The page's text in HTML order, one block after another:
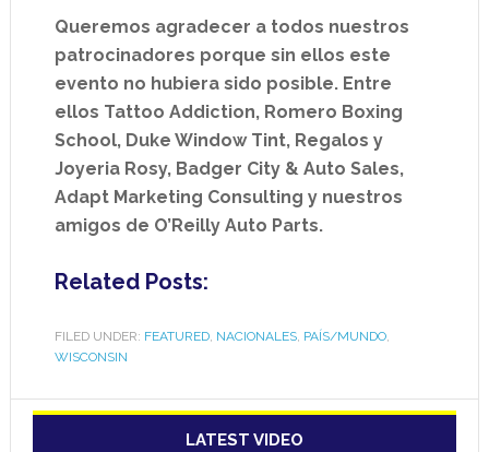
Queremos agradecer a todos nuestros
patrocinadores porque sin ellos este
evento no hubiera sido posible. Entre
ellos Tattoo Addiction, Romero Boxing
School, Duke Window Tint, Regalos y
Joyeria Rosy, Badger City & Auto Sales,
Adapt Marketing Consulting y nuestros
amigos de O’Reilly Auto Parts.
Related Posts:
FILED UNDER: FEATURED, NACIONALES, PAÍS/MUNDO,
WISCONSIN
LATEST VIDEO